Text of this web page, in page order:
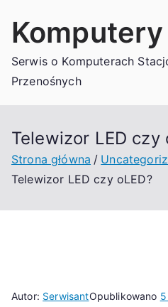
Serwis o Komputerach
Przenośnych
Telewizor LED czy
Strona główna
Telewizor LED czy oLED?
Autor: SerwisantOpublikowano